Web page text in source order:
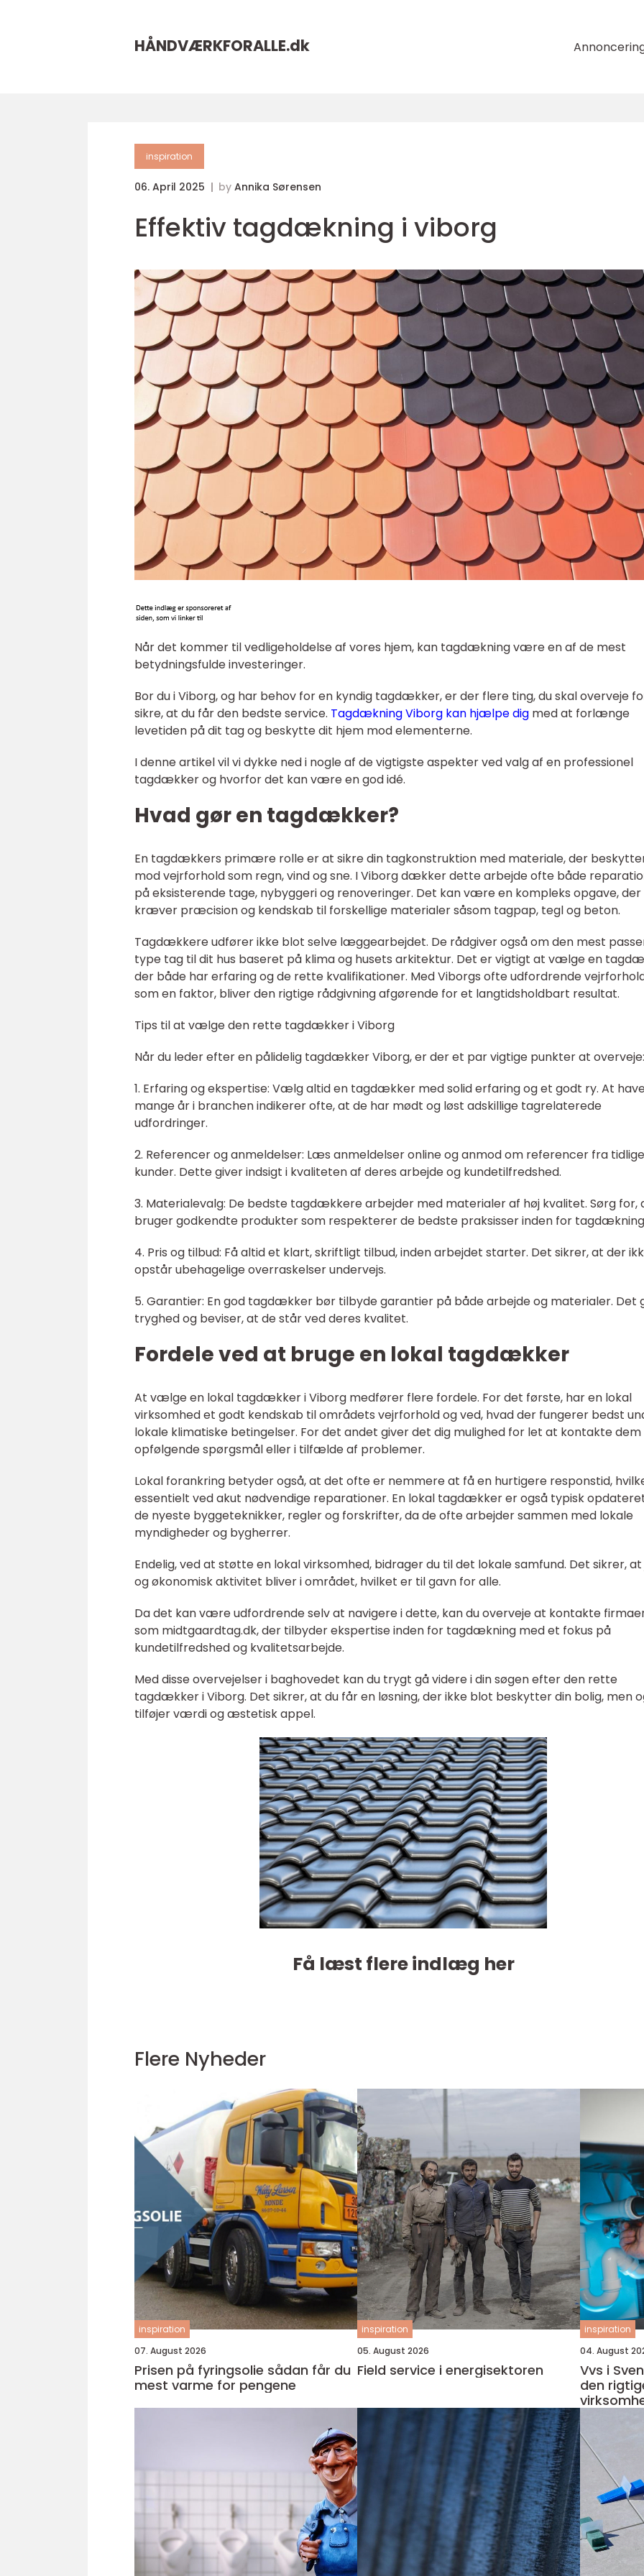
HÅNDVÆRKFORALLE.dk
inspiration
06. April 2025 by Annika Sørensen
Effektiv tagdækning i viborg
Når det kommer til vedligeholdelse af vores hjem, kan tagdækning være en af de mest
betydningsfulde investeringer.
Bor du i Viborg, og har behov for en kyndig tagdækker, er der flere ting, du skal overveje
sikre, at du får den bedste service. Tagdækning Viborg kan hjælpe dig med at forlænge
levetiden på dit tag og beskytte dit hjem mod elementerne.
I denne artikel vil vi dykke ned i nogle af de vigtigste aspekter ved valg af en professionel
tagdækker og hvorfor det kan være en god idé.
Hvad gør en tagdækker?
En tagdækkers primære rolle er at sikre din tagkonstruktion med materiale, der
mod vejrforhold som regn, vind og sne. I Viborg dækker dette arbejde ofte både
på eksisterende tage, nybyggeri og renoveringer. Det kan være en kompleks opgave, der
kræver præcision og kendskab til forskellige materialer såsom tagpap, tegl og beton.
Tagdækkere udfører ikke blot selve læggearbejdet. De rådgiver også om den mest
type tag til dit hus baseret på klima og husets arkitektur. Det er vigtigt at vælge en
der både har erfaring og de rette kvalifikationer. Med Viborgs ofte udfordrende
som en faktor, bliver den rigtige rådgivning afgørende for et langtidsholdbart resultat.
Tips til at vælge den rette tagdækker i Viborg
Når du leder efter en pålidelig tagdækker Viborg, er der et par vigtige punkter at overveje:
1. Erfaring og ekspertise: Vælg altid en tagdækker med solid erfaring og et godt ry. At
mange år i branchen indikerer ofte, at de har mødt og løst adskillige tagrelaterede
udfordringer.
2. Referencer og anmeldelser: Læs anmeldelser online og anmod om referencer fra
kunder. Dette giver indsigt i kvaliteten af deres arbejde og kundetilfredshed.
3. Materialevalg: De bedste tagdækkere arbejder med materialer af høj kvalitet. Sørg for,
bruger godkendte produkter som respekterer de bedste praksisser inden for
4. Pris og tilbud: Få altid et klart, skriftligt tilbud, inden arbejdet starter. Det sikrer, at der
opstår ubehagelige overraskelser undervejs.
5. Garantier: En god tagdækker bør tilbyde garantier på både arbejde og materialer. Det
tryghed og beviser, at de står ved deres kvalitet.
Fordele ved at bruge en lokal tagdækker
At vælge en lokal tagdækker i Viborg medfører flere fordele. For det første, har en lokal
virksomhed et godt kendskab til områdets vejrforhold og ved, hvad der fungerer bedst
lokale klimatiske betingelser. For det andet giver det dig mulighed for let at kontakte
opfølgende spørgsmål eller i tilfælde af problemer.
Lokal forankring betyder også, at det ofte er nemmere at få en hurtigere responstid,
essentielt ved akut nødvendige reparationer. En lokal tagdækker er også typisk
de nyeste byggeteknikker, regler og forskrifter, da de ofte arbejder sammen med lokale
myndigheder og bygherrer.
Endelig, ved at støtte en lokal virksomhed, bidrager du til det lokale samfund. Det sikrer, at
og økonomisk aktivitet bliver i området, hvilket er til gavn for alle.
Da det kan være udfordrende selv at navigere i dette, kan du overveje at kontakte
som midtgaardtag.dk, der tilbyder ekspertise inden for tagdækning med et fokus på
kundetilfredshed og kvalitetsarbejde.
Med disse overvejelser i baghovedet kan du trygt gå videre i din søgen efter den rette
tagdækker i Viborg. Det sikrer, at du får en løsning, der ikke blot beskytter din bolig, men
tilføjer værdi og æstetisk appel.
Få læst flere indlæg her
Flere Nyheder
inspiration
07. August 2026
Prisen på fyringsolie sådan får du
mest varme for pengene
inspiration
05. August 2026
Field service i energisektoren
inspiration
04. August
Vvs i
den